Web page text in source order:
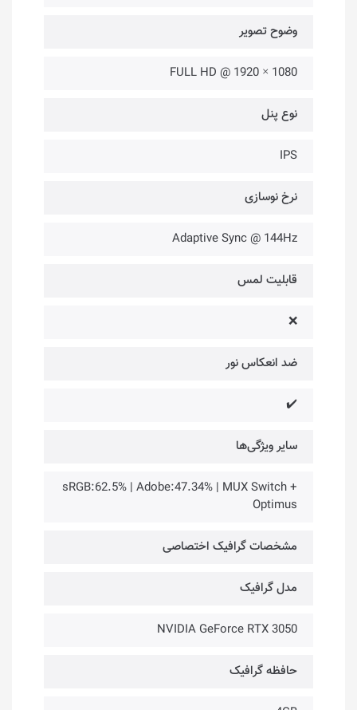
وضوح تصویر
1080 × 1920 @ FULL HD
نوع پنل
IPS
نرخ نوسازی
Adaptive Sync @ 144Hz
قابلیت لمس
❌
ضد انعکاس نور
✔️
سایر ویژگی‌ها
sRGB:62.5% | Adobe:47.34% | MUX Switch +
Optimus
مشخصات گرافیک اختصاصی
مدل گرافیک
NVIDIA GeForce RTX 3050
حافظه گرافیک